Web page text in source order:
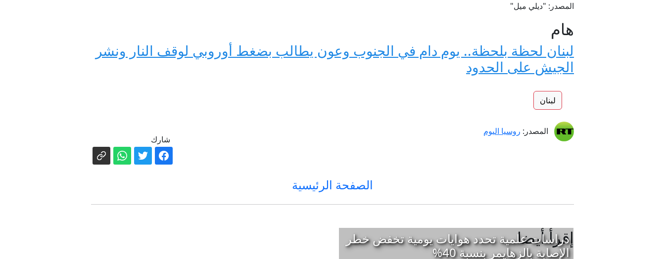
المصدر: "ديلي ميل"
هام
لبنان لحظة بلحظة.. يوم دام في الجنوب وعون يطالب بضغط أوروبي لوقف النار ونشر
الجيش على الحدود
لبنان
المصدر: روسيا اليوم
شارك
الصفحة الرئيسية
إقرأ أيضا
دراسات علمية تحدد هوايات يومية تخفض خطر
الإصابة بالزهايمر بنسبة 40%